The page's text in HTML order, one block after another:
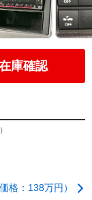
庫確認
格：138万円）